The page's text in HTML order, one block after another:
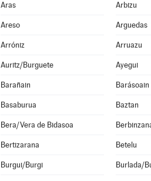
Aras Arbizu
Areso Arguedas
Arróniz Arruazu
Auritz/Burguete Ayegui
Barañain Barásoain
Basaburua Baztan
Bera/Vera de Bidasoa
Bertizarana Betelu
Burgui/Burgi Burlada/